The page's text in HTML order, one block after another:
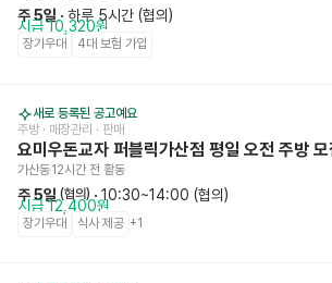
주 5일 · 하루 5시간 (협의)
시급 10,320원
장기우대 4대 보험 가입
새로 등록된 공고예요
주방 · 매장관리 · 판매
요미우돈교자 퍼블릭가산점 평일 오전 주방 모
가산동12시간 전 활동
주 5일 (협의) · 10:30~14:00 (협의)
시급 12,400원
장기우대 식사 제공 +1